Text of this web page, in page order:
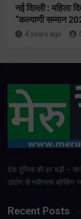
नई दिल्ली : महिला
“कल्याणी सम्मान
4 years ago
देश दुनिया की हर बड़ी –
उद्योग से नवीनतम ब्रेकिंग
Recent Posts